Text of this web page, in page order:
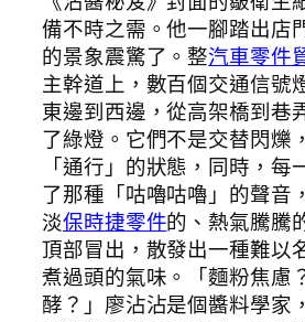
備不時之需。他一腳踏出店
的景象震驚了。整汽車零件
主幹道上，數百個交通信號
東邊到西邊，從高架橋到巷
了綠燈。它們不是交替閃爍
「通行」的狀態，同時，每
了那種「咕嚕咕嚕」的聲音
淡保時捷零件的、熱氣騰騰
頂部冒出，散發出一種難以
煮過頭的氣味。「麵粉焦慮
酵？」廖沾沾是個醬料學家